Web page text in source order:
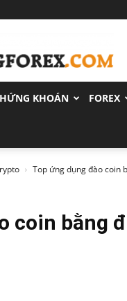
KHOÁN FOREX
Top ứng dụng đào coin
coin bằng